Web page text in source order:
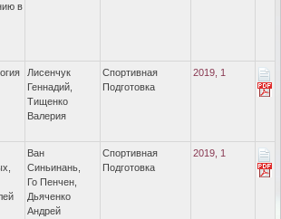
в
Лисенчук
Геннадий,
Тищенко
Валерия
Спортивная
Подготовка
2019, 1
Ван
Синьинань,
Го Пенчен,
Дьяченко
Андрей
Спортивная
Подготовка
2019, 1